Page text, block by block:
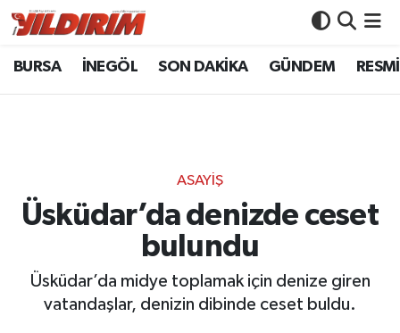
BURSA İNEGÖL SON DAKİKA GÜNDEM
ASAYİŞ
Üsküdar’da denizde ceset
bulundu
Üsküdar’da midye toplamak için denize giren
vatandaşlar, denizin dibinde ceset buldu.
BURSA
GÜNDEM
RESMİ İLANLAR
KÖŞE YAZILARI
Bursa Nöbetçi Eczaneler
Bursa Trafik Yoğunluk Haritası
Süper Lig Puan Durumu ve Fikstür
Tüm Manşetler